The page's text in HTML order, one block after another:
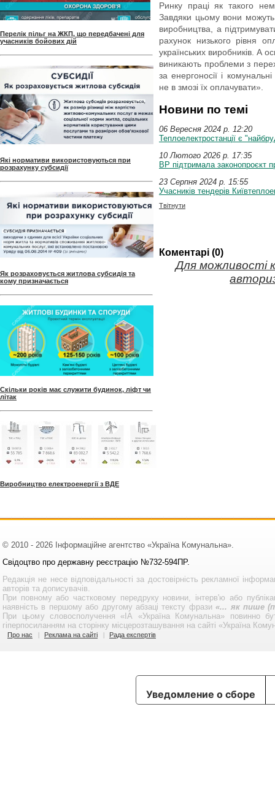
Перелік пільг на ЖКП, що передбачені для
учасників бойових дій
Які нормативи використовуються при
розрахунку субсидії
Як розраховується житлова субсидія та
кому призначається
Скільки років має служити будинок, ліфт чи
літак
Виробництво електроенергії з ВДЕ
Ринку праці як такого
Завдяки цьому вони
виробництва, а
рахунок низького рівня
українських виробників. А
виникають проблеми з
за енергоносії і
не в змозі їх оплачувати».
Новини по темі
06 Вересня 2024 p. 12:20
Теплоелектростанції є
10 Лютого 2026 p. 17:35
ВР підтримала законопроєкт
23 Серпня 2024 p. 15:55
Учасників тендерів
Твітнути
Коментарі (0)
Для можливості
© 2010 - 2026 Інформаційне агентство «Україна Комунальна».
Свідоцтво про державну реєстрацію №732-594ПР.
Редакція не несе відповідальності за достовірність рекламної
авторів та дописувачів.
При повному або частковому передруку новини, інтерв'ю або
наявність в першому або другому абзаці тексту фрази«... як пише
При цьому словосполучення «ІА «Україна Комунальна» повинно
гіперпосиланням на сторінку місцерозташування на сайті «Україна
Про нас Реклама на сайті Рада експертів
Уведомление о сборе